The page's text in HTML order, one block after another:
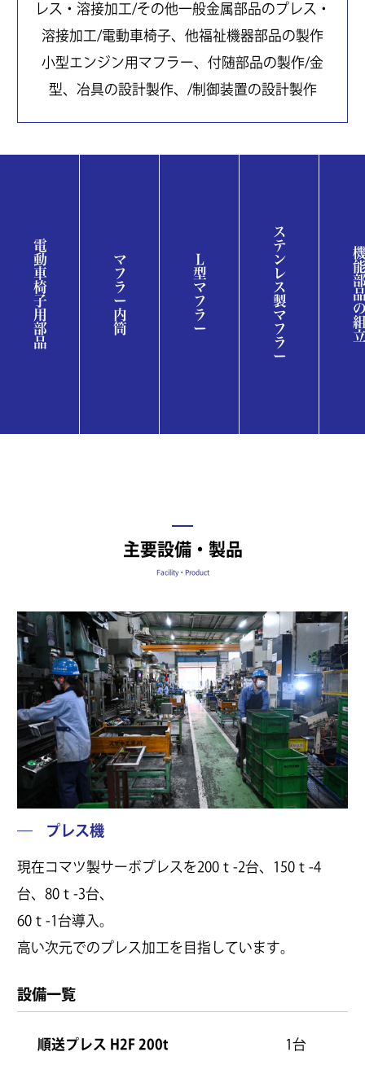
レス・溶接加工/その他一般金属部品のプレス・
溶接加工/電動車椅子、他福祉機器部品の製作
小型エンジン用マフラー、付随部品の製作/金
型、冶具の設計製作、/制御装置の設計製作
電動車椅子用部品 マフラー内筒 Ｌ型マフラー ステンレス製マフラー 機能部品の組立
主要設備・製品
Facility・Product
プレス機
現在コマツ製サーボプレスを200ｔ-2台、150ｔ-4
台、80ｔ-3台、
60ｔ-1台導入。
高い次元でのプレス加工を目指しています。
設備一覧
順送プレス H2F 200t 1台